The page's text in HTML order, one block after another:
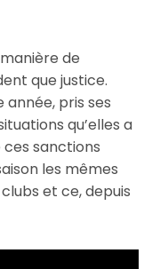
de
que justice.
pris ses
qu’elles a
ces sanctions
les mêmes
et ce, depuis